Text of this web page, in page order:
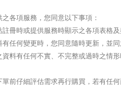
各項服務，您同意以下事項：
註冊時或提供服務時顯示之各項表
任何變更時，您同意隨時更新，並同
資料有任何不實、不完整或過時之
單前仔細評估需求再行購買，若有